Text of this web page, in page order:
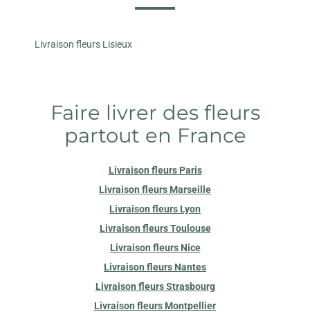
Livraison fleurs Lisieux
Faire livrer des fleurs
partout en France
Livraison fleurs Paris
Livraison fleurs Marseille
Livraison fleurs Lyon
Livraison fleurs Toulouse
Livraison fleurs Nice
Livraison fleurs Nantes
Livraison fleurs Strasbourg
Livraison fleurs Montpellier